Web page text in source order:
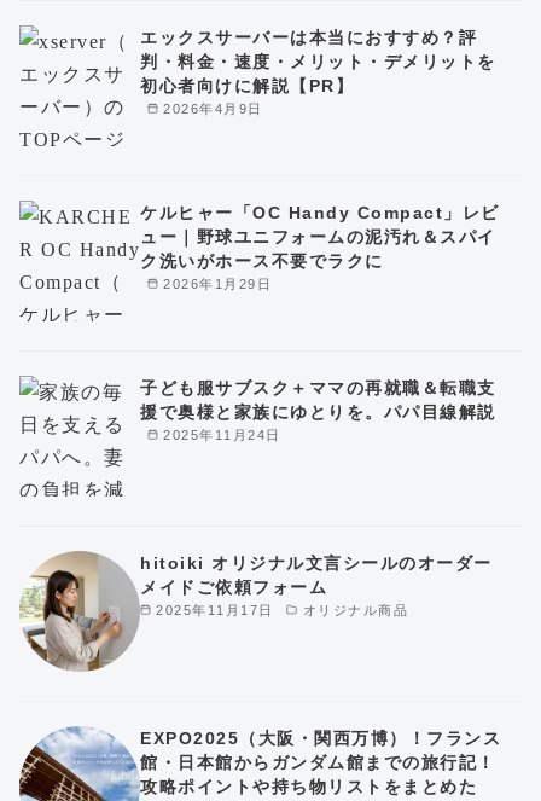
2026年4月9日
エックスサーバーは本当におすすめ？評
判・料金・速度・メリット・デメリットを
初心者向けに解説【PR】
2026年1月29日
ケルヒャー「OC Handy Compact」レビ
ュー｜野球ユニフォームの泥汚れ＆スパイ
ク洗いがホース不要でラクに
2025年11月24日
子ども服サブスク＋ママの再就職＆転職支
援で奥様と家族にゆとりを。パパ目線解説
2025年11月17日 オリジナル商品
hitoiki オリジナル文言シールのオーダー
メイドご依頼フォーム
EXPO2025（大阪・関西万博）！フランス
館・日本館からガンダム館までの旅行記！
攻略ポイントや持ち物リストをまとめた